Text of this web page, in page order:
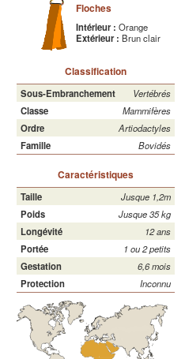
Floches
Intérieur : Orange
Extérieur : Brun clair
Classification
Sous-Embranchement
Vertébrés
Classe
Mammifères
Ordre
Artiodactyles
Famille
Bovidés
Caractéristiques
Taille
Jusque 1,2m
Poids
Jusque 35 kg
Longévité
12 ans
Portée
1 ou 2 petits
Gestation
6,6 mois
Protection
Inconnu